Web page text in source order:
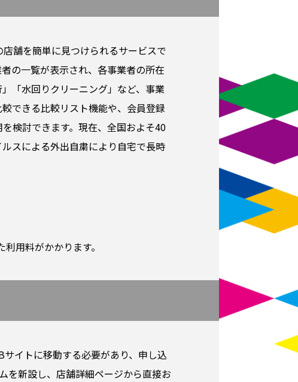
舗を簡単に見つけられるサービスで
の一覧が表示され、各事業者の所在
「水回りクリーニング」など、事業
できる比較リスト機能や、会員登録
検討できます。現在、全国およそ40
スによる外出自粛により自宅で長時
用料がかかります。
イトに移動する必要があり、申し込
を新設し、店舗詳細ページから直接お